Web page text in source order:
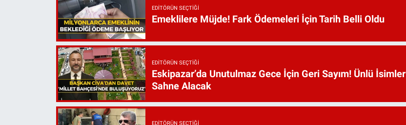
EDITÖRÜN SEÇTIĞI
Emeklilere Müjde! Fark Ödemeleri İçin Tarih Belli Oldu
EDITÖRÜN SEÇTIĞI
Eskipazar’da Unutulmaz Gece İçin Geri Sayım! Ünlü İsimler
Sahne Alacak
EDITÖRÜN SEÇTIĞI